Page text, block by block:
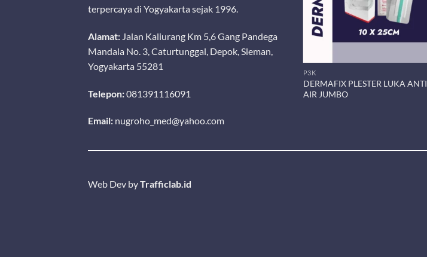
terpercaya di Yogyakarta sejak 1996.
Alamat: Jalan Kaliurang Km 5,6 Gang Pandega
Mandala No. 3, Caturtunggal, Depok, Sleman,
Yogyakarta 55281
Telepon:081391116091
Email: nugroho_med@yahoo.com
P3K
DERMAFIX PLESTER LUKA ANTI
AIR JUMBO
ALAT KESEHATAN LAINNYA P3K
Web Dev byTrafficlab.id